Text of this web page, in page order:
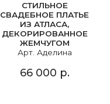
СТИЛЬНОЕ
СВАДЕБНОЕ ПЛАТЬЕ
ИЗ АТЛАСА,
ДЕКОРИРОВАННОЕ
ЖЕМЧУГОМ
Арт. Аделина
66 000 р.